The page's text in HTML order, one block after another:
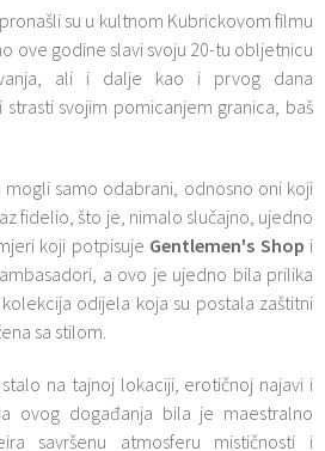
su u kultnom Kubrickovom filmu
ove godine slavi svoju 20-tu obljetnicu
ali i dalje kao i prvog dana
svojim pomicanjem granica, baš
samo odabrani, odnosno oni koji
fidelio, što je, nimalo slučajno, ujedno
koji potpisuje Gentlemen's Shop i
a ovo je ujedno bila prilika
odijela koja su postala zaštitni
sa stilom.
na tajnoj lokaciji, erotičnoj najavi i
ovog događanja bila je maestralno
savršenu atmosferu mističnosti i